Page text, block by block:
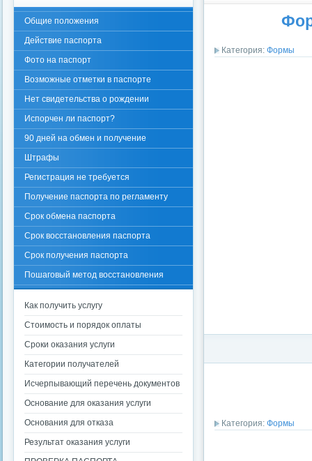
Категория: Формы
Категория: Формы
Общие положения
Действие паспорта
Фото на паспорт
Возможные отметки в паспорте
Нет свидетельства о рождении
Испорчен ли паспорт?
90 дней на обмен и получение
Штрафы
Регистрация не требуется
Получение паспорта по регламенту
Срок обмена паспорта
Срок восстановления паспорта
Срок получения паспорта
Пошаговый метод восстановления
Как получить услугу
Стоимость и порядок оплаты
Сроки оказания услуги
Категории получателей
Исчерпывающий перечень документов
Основание для оказания услуги
Основания для отказа
Результат оказания услуги